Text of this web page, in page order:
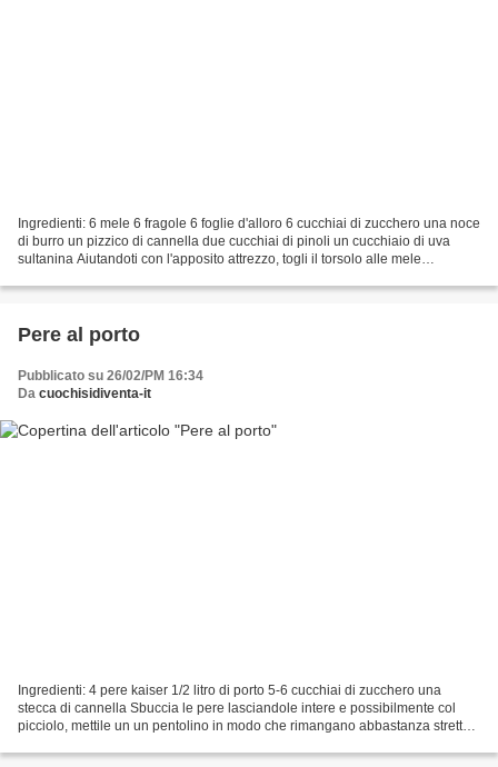
Ingredienti: 6 mele 6 fragole 6 foglie d'alloro 6 cucchiai di zucchero una noce
di burro un pizzico di cannella due cucchiai di pinoli un cucchiaio di uva
sultanina Aiutandoti con l'apposito attrezzo, togli il torsolo alle mele
Pere al porto
Pubblicato su 26/02/PM 16:34
Da cuochisidiventa-it
Ingredienti: 4 pere kaiser 1/2 litro di porto 5-6 cucchiai di zucchero una
stecca di cannella Sbuccia le pere lasciandole intere e possibilmente col
picciolo, mettile un un pentolino in modo che rimangano abbastanza strette